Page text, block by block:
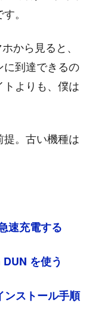
。
から見ると、
到達できるの
よりも、僕は
。古い機種は
速充電する
を使う
ストール手順